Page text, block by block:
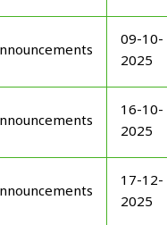
09-10-
2025
16-10-
2025
17-12-
2025